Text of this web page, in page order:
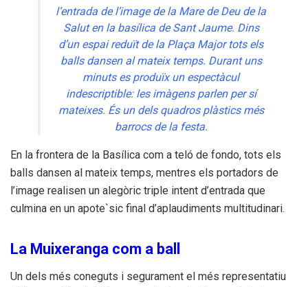
l’entrada de l’image de la Mare de Deu de la
Salut en la basílica de Sant Jaume. Dins
d’un espai reduït de la Plaça Major tots els
balls dansen al mateix temps. Durant uns
minuts es produïx un espectàcul
indescriptible: les imàgens parlen per sí
mateixes. És un dels quadros plàstics més
barrocs de la festa.
En la frontera de la Basílica com a teló de fondo, tots els
balls dansen al mateix temps, mentres els portadors de
l’image realisen un alegòric triple intent d’entrada que
culmina en un apote`sic final d’aplaudiments multitudinari.
La Muixeranga com a ball
Un dels més coneguts i segurament el més representatiu